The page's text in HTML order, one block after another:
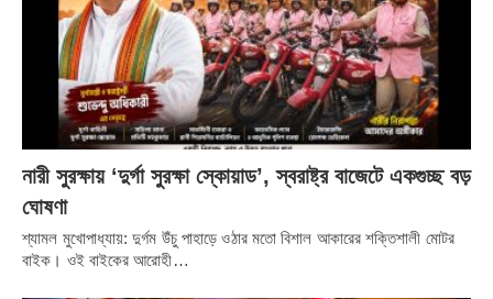
নারী সুরক্ষায় ‘দুর্গা সুরক্ষা স্কোয়াড’, স্বরাষ্ট্র বাজেটে একগুচ্ছ বড়
ঘোষণা
শ্যামল মুখোপাধ্যায়: দুর্গম উঁচু পাহাড়ে ওঠার মতো বিশাল আকারের শক্তিশালী মোটর
বাইক। ওই বাইকের আরোহী…